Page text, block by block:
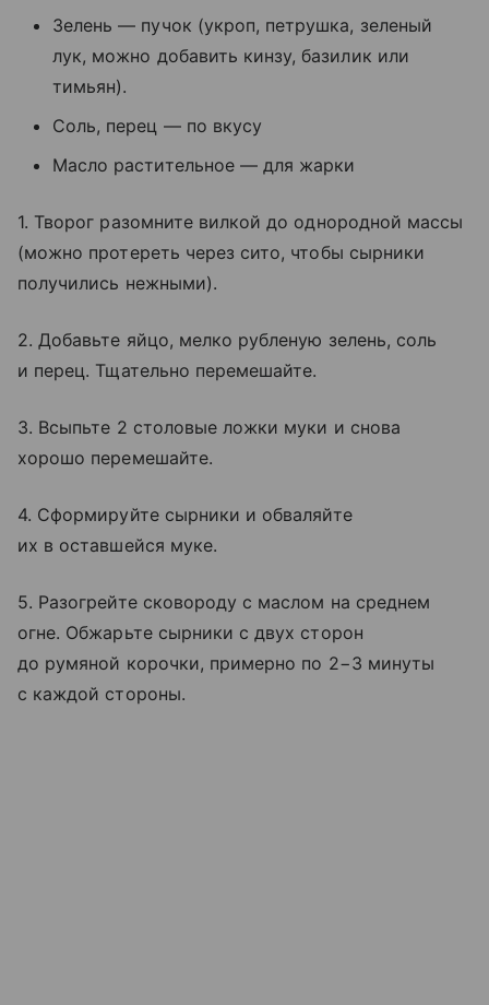
Зелень — пучок (укроп, петрушка, зеленый
лук, можно добавить кинзу, базилик или
тимьян).
Соль, перец — по вкусу
Масло растительное — для жарки
1. Творог разомните вилкой до однородной массы
(можно протереть через сито, чтобы сырники
получились нежными).
2. Добавьте яйцо, мелко рубленую зелень, соль
и перец. Тщательно перемешайте.
3. Всыпьте 2 столовые ложки муки и снова
хорошо перемешайте.
4. Сформируйте сырники и обваляйте
их в оставшейся муке.
5. Разогрейте сковороду с маслом на среднем
огне. Обжарьте сырники с двух сторон
до румяной корочки, примерно по 2−3 минуты
с каждой стороны.